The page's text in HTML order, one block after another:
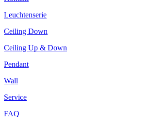
Leuchtenserie
Ceiling Down
Ceiling Up & Down
Pendant
Wall
Service
FAQ